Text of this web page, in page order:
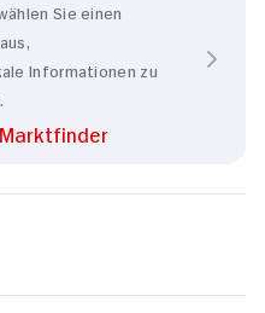
Sie einen
Informationen zu